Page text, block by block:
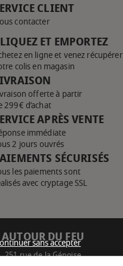
CLIENT
contacter
ET EMPORTEZ
en ligne et venez récupérer
colis en magasin
offerte à partir
299€ d’achat
APRÈS VENTE
immédiate
2 jours ouvrés
SÉCURISÉS
les paiements sont
avec cryptage SSL
AUTOUR DU FEU
251 rue de la Génoise
sans accepter